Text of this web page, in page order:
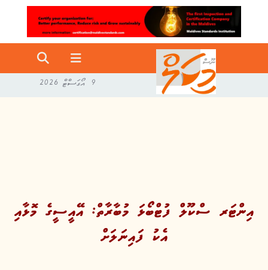
9 އޯގަސްޓް 2026
އިންޓަރ ސްކޫލް ފުޓްބޯޅަ މުބާރާތް: އޭއީސީގެ މޮޅާއި
އެކު ފައިނަލަށް